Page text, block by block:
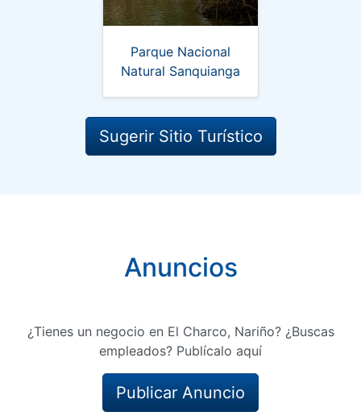
Parque Nacional
Natural Sanquianga
Sugerir Sitio Turístico
Anuncios
¿Tienes un negocio en El Charco, Nariño? ¿Buscas
empleados? Publícalo aquí
Publicar Anuncio